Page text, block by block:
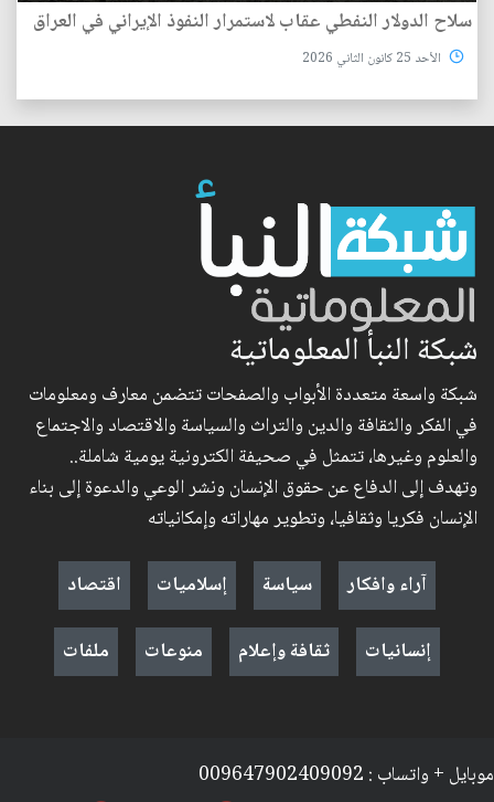
سلاح الدولار النفطي عقاب لاستمرار النفوذ الإيراني في العراق
الأحد 25 كانون الثاني 2026
شبكة النبأ المعلوماتية
شبكة واسعة متعددة الأبواب والصفحات تتضمن معارف ومعلومات
في الفكر والثقافة والدين والتراث والسياسة والاقتصاد والاجتماع
والعلوم وغيرها، تتمثل في صحيفة الكترونية يومية شاملة..
وتهدف إلى الدفاع عن حقوق الإنسان ونشر الوعي والدعوة إلى بناء
الإنسان فكريا وثقافيا، وتطوير مهاراته وإمكانياته
آراء وافكار
سياسة إسلاميات
اقتصاد
إنسانيات
ثقافة وإعلام منوعات ملفات
موبايل + واتساب : 009647902409092